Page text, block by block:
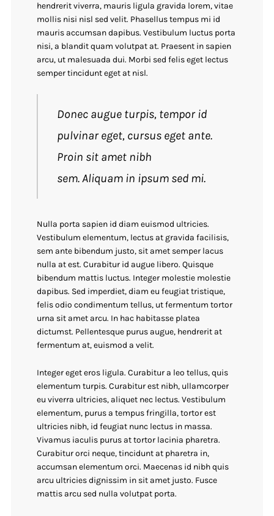
hendrerit viverra, mauris ligula gravida lorem, vitae
mollis nisi nisl sed velit. Phasellus tempus mi id
mauris accumsan dapibus. Vestibulum luctus porta
nisi, a blandit quam volutpat at. Praesent in sapien
arcu, ut malesuada dui. Morbi sed felis eget lectus
semper tincidunt eget at nisl.
Donec augue turpis, tempor id
pulvinar eget, cursus eget ante.
Proin sit amet nibh
sem. Aliquam in ipsum sed mi.
Nulla porta sapien id diam euismod ultricies.
Vestibulum elementum, lectus at gravida facilisis,
sem ante bibendum justo, sit amet semper lacus
nulla at est. Curabitur id augue libero. Quisque
bibendum mattis luctus. Integer molestie molestie
dapibus. Sed imperdiet, diam eu feugiat tristique,
felis odio condimentum tellus, ut fermentum tortor
urna sit amet arcu. In hac habitasse platea
dictumst. Pellentesque purus augue, hendrerit at
fermentum at, euismod a velit.
Integer eget eros ligula. Curabitur a leo tellus, quis
elementum turpis. Curabitur est nibh, ullamcorper
eu viverra ultricies, aliquet nec lectus. Vestibulum
elementum, purus a tempus fringilla, tortor est
ultricies nibh, id feugiat nunc lectus in massa.
Vivamus iaculis purus at tortor lacinia pharetra.
Curabitur orci neque, tincidunt at pharetra in,
accumsan elementum orci. Maecenas id nibh quis
arcu ultricies dignissim in sit amet justo. Fusce
mattis arcu sed nulla volutpat porta.